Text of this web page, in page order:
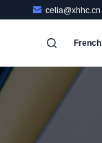
celia@xhhc.cn
French